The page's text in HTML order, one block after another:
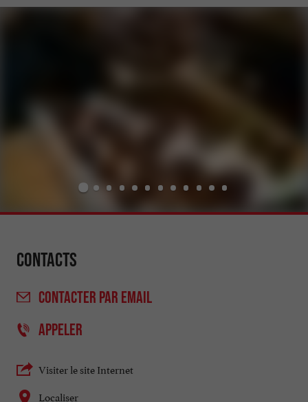
Contacts
CONTACTER PAR EMAIL
APPELER
Visiter le site Internet
Localiser